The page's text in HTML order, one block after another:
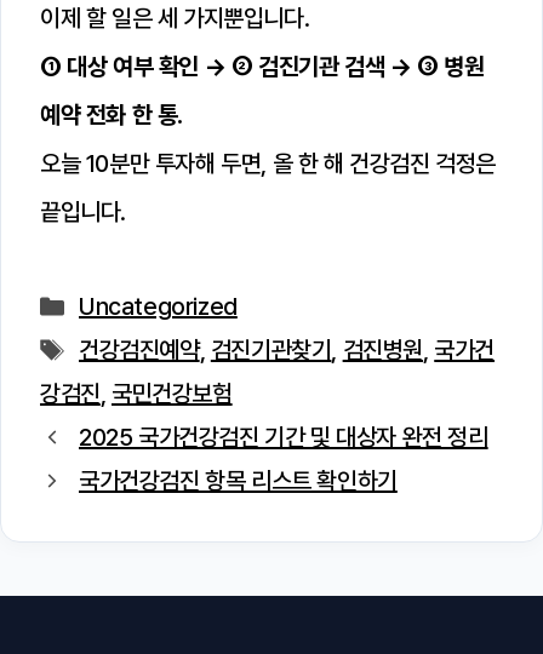
이제 할 일은 세 가지뿐입니다.
① 대상 여부 확인 → ② 검진기관 검색 → ③ 병원
예약 전화 한 통.
오늘 10분만 투자해 두면, 올 한 해 건강검진 걱정은
끝입니다.
카
테
리
Uncategorized
태
그
건강검진예약, 검진기관찾기 , 검진병원, 국가건
강검진, 국민건강보험
2025 국가건강검진 기간 및 대상자 완전 정리
국가건강검진 항목 리스트 확인하기